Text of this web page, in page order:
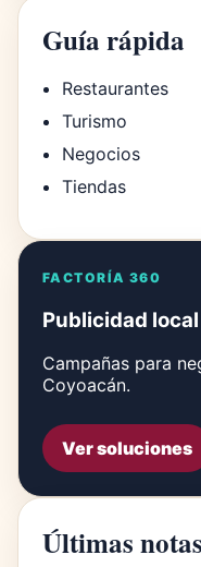
Guía rápida
Restaurantes
Turismo
Negocios
Tiendas
FACTORÍA 360
Publicidad
Campañas para
Coyoacán.
Ver soluciones
Últimas notas